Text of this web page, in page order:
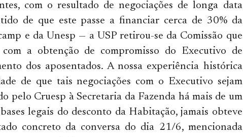
com o resultado de negociações de longa data
de que este passe a financiar cerca de 30% da
e da Unesp — a USP retirou-se da Comissão que
a obtenção de compromisso do Executivo de
dos aposentados. A nossa experiência histórica
de que tais negociações com o Executivo sejam
pelo Cruesp à Secretaria da Fazenda há mais de um
legais do desconto da Habitação, jamais obteve
concreto da conversa do dia 21/6, mencionada